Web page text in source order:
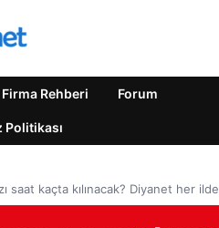
Firma Rehberi Forum
Politikası
saat kaçta kılınacak? Diyanet her